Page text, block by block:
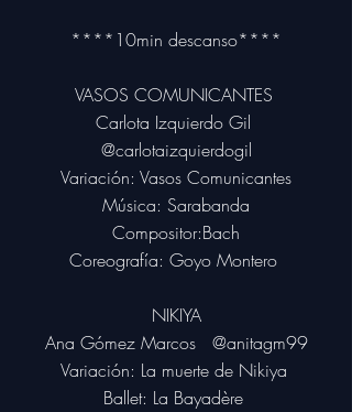
****10min descanso****
VASOS COMUNICANTES
Carlota Izquierdo Gil
@carlotaizquierdogil
Variación: Vasos Comunicantes
Música: Sarabanda
Compositor:Bach
Coreografía: Goyo Montero
NIKIYA
Ana Gómez Marcos @anitagm99
Variación: La muerte de Nikiya
Ballet: La Bayadère